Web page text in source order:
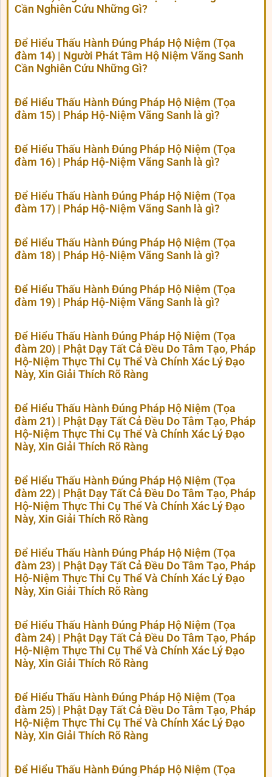
Cần Nghiên Cứu Những Gì?
Để Hiểu Thấu Hành Đúng Pháp Hộ Niệm (Tọa
đàm 14) | Người Phát Tâm Hộ Niệm Vãng Sanh
Cần Nghiên Cứu Những Gì?
Để Hiểu Thấu Hành Đúng Pháp Hộ Niệm (Tọa
đàm 15) | Pháp Hộ-Niệm Vãng Sanh là gì?
Để Hiểu Thấu Hành Đúng Pháp Hộ Niệm (Tọa
đàm 16) | Pháp Hộ-Niệm Vãng Sanh là gì?
Để Hiểu Thấu Hành Đúng Pháp Hộ Niệm (Tọa
đàm 17) | Pháp Hộ-Niệm Vãng Sanh là gì?
Để Hiểu Thấu Hành Đúng Pháp Hộ Niệm (Tọa
đàm 18) | Pháp Hộ-Niệm Vãng Sanh là gì?
Để Hiểu Thấu Hành Đúng Pháp Hộ Niệm (Tọa
đàm 19) | Pháp Hộ-Niệm Vãng Sanh là gì?
Để Hiểu Thấu Hành Đúng Pháp Hộ Niệm (Tọa
đàm 20) | Phật Dạy Tất Cả Đều Do Tâm Tạo, Pháp
Hộ-Niệm Thực Thi Cụ Thể Và Chính Xác Lý Đạo
Này, Xin Giải Thích Rõ Ràng
Để Hiểu Thấu Hành Đúng Pháp Hộ Niệm (Tọa
đàm 21) | Phật Dạy Tất Cả Đều Do Tâm Tạo, Pháp
Hộ-Niệm Thực Thi Cụ Thể Và Chính Xác Lý Đạo
Này, Xin Giải Thích Rõ Ràng
Để Hiểu Thấu Hành Đúng Pháp Hộ Niệm (Tọa
đàm 22) | Phật Dạy Tất Cả Đều Do Tâm Tạo, Pháp
Hộ-Niệm Thực Thi Cụ Thể Và Chính Xác Lý Đạo
Này, Xin Giải Thích Rõ Ràng
Để Hiểu Thấu Hành Đúng Pháp Hộ Niệm (Tọa
đàm 23) | Phật Dạy Tất Cả Đều Do Tâm Tạo, Pháp
Hộ-Niệm Thực Thi Cụ Thể Và Chính Xác Lý Đạo
Này, Xin Giải Thích Rõ Ràng
Để Hiểu Thấu Hành Đúng Pháp Hộ Niệm (Tọa
đàm 24) | Phật Dạy Tất Cả Đều Do Tâm Tạo, Pháp
Hộ-Niệm Thực Thi Cụ Thể Và Chính Xác Lý Đạo
Này, Xin Giải Thích Rõ Ràng
Để Hiểu Thấu Hành Đúng Pháp Hộ Niệm (Tọa
đàm 25) | Phật Dạy Tất Cả Đều Do Tâm Tạo, Pháp
Hộ-Niệm Thực Thi Cụ Thể Và Chính Xác Lý Đạo
Này, Xin Giải Thích Rõ Ràng
Để Hiểu Thấu Hành Đúng Pháp Hộ Niệm (Tọa